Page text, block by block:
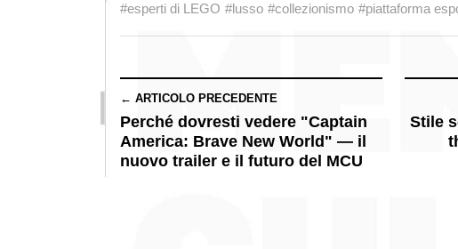
#esperti di LEGO #lusso #collezionismo #piattaforma
← ARTICOLO PRECEDENTE
Perché dovresti vedere "Captain
America: Brave New World" — il
nuovo trailer e il futuro del MCU
Stile